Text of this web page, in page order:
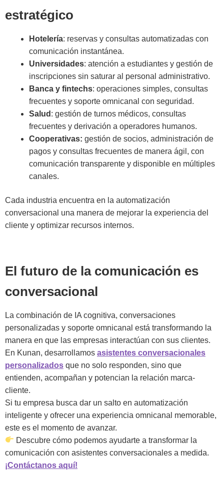
estratégico
Hotelería: reservas y consultas automatizadas con
comunicación instantánea.
Universidades: atención a estudiantes y gestión de
inscripciones sin saturar al personal administrativo.
Banca y fintechs: operaciones simples, consultas
frecuentes y soporte omnicanal con seguridad.
Salud : gestión de turnos médicos, consultas
frecuentes y derivación a operadores humanos.
Cooperativas: gestión de socios, administración de
pagos y consultas frecuentes de manera ágil, con
comunicación transparente y disponible en múltiples
canales.
Cada industria encuentra en la automatización
conversacional una manera de mejorar la experiencia del
cliente y optimizar recursos internos.
El futuro de la comunicación es
conversacional
La combinación de IA cognitiva, conversaciones
personalizadas y soporte omnicanal está transformando la
manera en que las empresas interactúan con sus clientes.
En Kunan, desarrollamos asistentes conversacionales
personalizados que no solo responden, sino que
entienden, acompañan y potencian la relación marca-
cliente.
Si tu empresa busca dar un salto en automatización
inteligente y ofrecer una experiencia omnicanal memorable,
este es el momento de avanzar.
Descubre cómo podemos ayudarte a transformar la
comunicación con asistentes conversacionales a medida.
¡Contáctanos aquí!